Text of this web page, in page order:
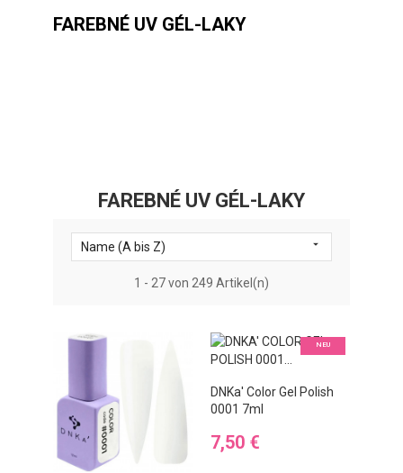
FAREBNÉ UV GÉL-LAKY
FAREBNÉ UV GÉL-LAKY
Name (A bis Z) 
1 - 27 von 249 Artikel(n)
NEU
DNKa' Color Gel Polish
0001 7ml
Preis
7,50 €